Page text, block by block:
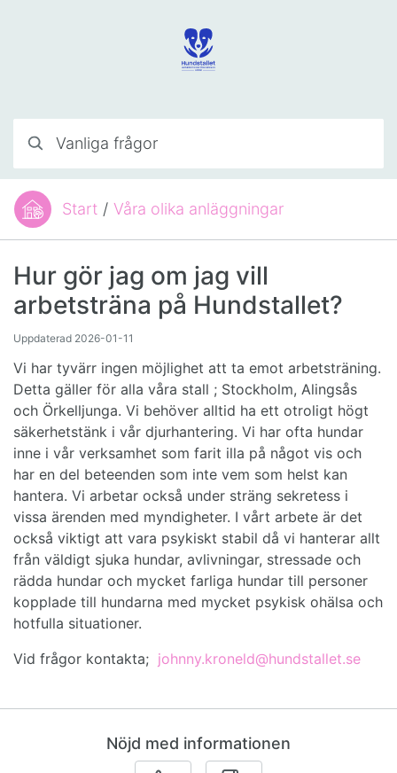
Du är här:Start / Våra olika anläggningar
Hur gör jag om jag vill
arbetsträna på Hundstallet?
Uppdaterad 2026-01-11
Vi har tyvärr ingen möjlighet att ta emot arbetsträning.
Detta gäller för alla våra stall ; Stockholm, Alingsås
och Örkelljunga. Vi behöver alltid ha ett otroligt högt
säkerhetstänk i vår djurhantering. Vi har ofta hundar
inne i vår verksamhet som farit illa på något vis och
har en del beteenden som inte vem som helst kan
hantera. Vi arbetar också under sträng sekretess i
vissa ärenden med myndigheter. I vårt arbete är det
också viktigt att vara psykiskt stabil då vi hanterar allt
från väldigt sjuka hundar, avlivningar, stressade och
rädda hundar och mycket farliga hundar till personer
kopplade till hundarna med mycket psykisk ohälsa och
hotfulla situationer.
Vid frågor kontakta; johnny.kroneld@hundstallet.se
Nöjd med informationen